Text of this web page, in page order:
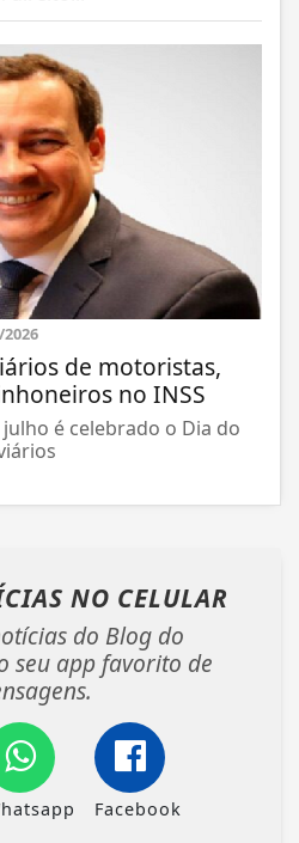
de motoristas,
no INSS
é celebrado o Dia do
NO CELULAR
do Blog do
seu app favorito de
Facebook